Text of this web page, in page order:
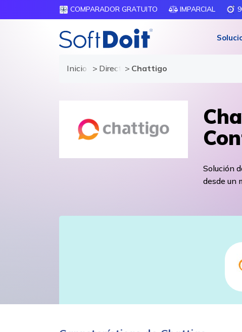
COMPARADOR GRATUITO IMPARCIAL
Inicio Directorio de proveedores
Chattigo
Solución
desde un